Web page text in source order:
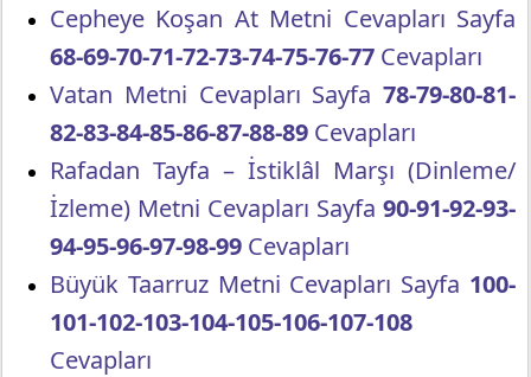
Cepheye Koşan At Metni Cevapları Sayfa
68-69-70-71-72-73-74-75-76-77 Cevapları
Vatan Metni Cevapları Sayfa 78-79-80-81-
82-83-84-85-86-87-88-89 Cevapları
Rafadan Tayfa – İstiklâl Marşı (Dinleme/
İzleme) Metni Cevapları Sayfa 90-91-92-93-
94-95-96-97-98-99 Cevapları
Büyük Taarruz Metni Cevapları Sayfa 100-
101-102-103-104-105-106-107-108
Cevapları